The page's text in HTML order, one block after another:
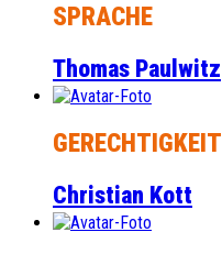
SPRACHE
Thomas Paulwitz
GERECHTIGKEIT
Christian Kott